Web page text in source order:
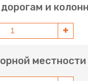
и
местности